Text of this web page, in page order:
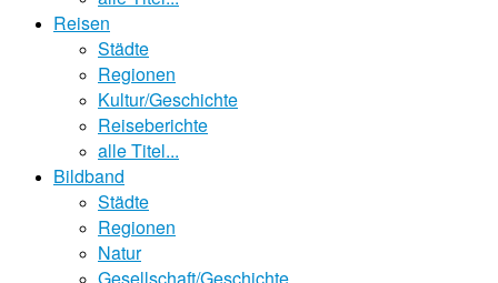
Reisen
Städte
Regionen
Kultur/Geschichte
Reiseberichte
alle Titel...
Bildband
Städte
Regionen
Natur